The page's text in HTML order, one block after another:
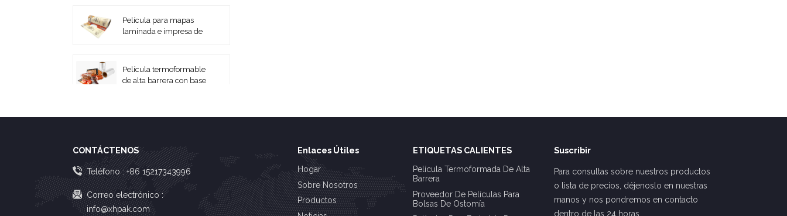
Película para mapas
laminada e impresa de
Película termoformable
de alta barrera con base
Películas laminadas
Bolsas de vacío de
PA/PE coextruidas
CONTÁCTENOS
Teléfono :+86 15217343996
Correo electrónico :
info@xhpak.com
Enlaces Útiles
Hogar
Sobre Nosotros
Productos
ETIQUETAS CALIENTES
Película Termoformada De Alta
Barrera
Proveedor De Películas Para
Bolsas De Ostomía
Suscribir
Para consultas sobre nuestros productos
o lista de precios, déjenoslo en nuestras
manos y nos pondremos en contacto
dentro de las 24 horas.